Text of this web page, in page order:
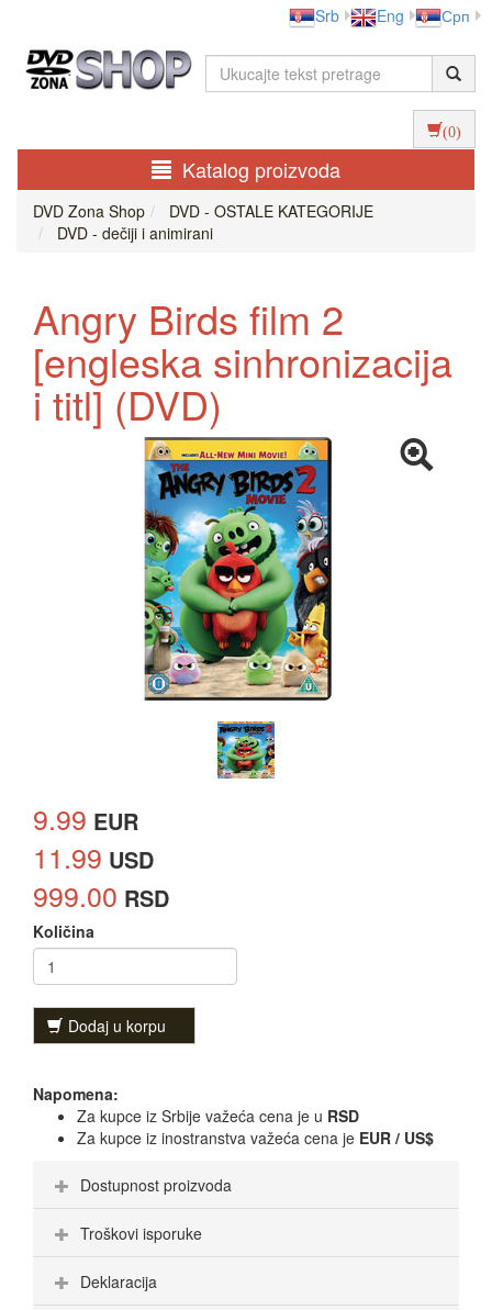
Srb Eng Срп
(0)
Katalog proizvoda
DVD Zona Shop
DVD - OSTALE KATEGORIJE
DVD - dečiji i animirani
Angry Birds film 2
[engleska sinhronizacija
i titl] (DVD)
9.99 EUR
11.99 USD
999.00 RSD
Količina
Dodaj u korpu
Napomena:
Za kupce iz Srbije važeća cena je u RSD
Za kupce iz inostranstva važeća cena je EUR / US$
Dostupnost proizvoda
Troškovi isporuke
Deklaracija